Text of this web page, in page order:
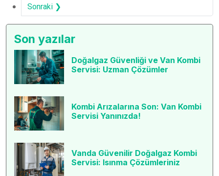
Sonraki ❯
Son yazılar
Doğalgaz Güvenliği ve Van Kombi
Servisi: Uzman Çözümler
Kombi Arızalarına Son: Van Kombi
Servisi Yanınızda!
Vanda Güvenilir Doğalgaz Kombi
Servisi: Isınma Çözümleriniz